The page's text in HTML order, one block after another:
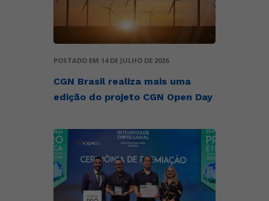
POSTADO EM 14 DE JULHO DE 2026
CGN Brasil realiza mais uma
edição do projeto CGN Open Day